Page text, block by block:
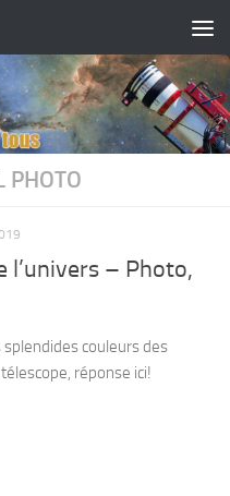
PHOTO
l’univers – Photo,
couleurs des
réponse ici!